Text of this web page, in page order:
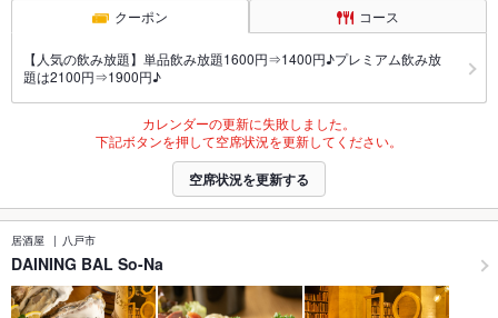
クーポン コース
【人気の飲み放題】単品飲み放題1600円⇒1400円♪プレミアム飲み放
題は2100円⇒1900円♪
カレンダーの更新に失敗しました。
下記ボタンを押して空席状況を更新してください。
空席状況を更新する
居酒屋 八戸市
DAINING BAL So-Na